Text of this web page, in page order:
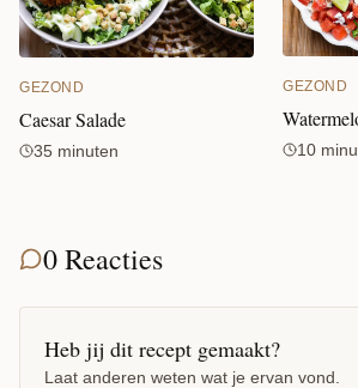
GEZOND
Caesar Salade
35 minuten
GEZOND
10
0 Reacties
Heb jij dit recept gemaakt?
Laat anderen weten wat je ervan vond.